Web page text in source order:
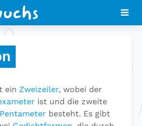
ein Zweizeiler, wobei der
ist und die zweite
Pentameter besteht. Es gibt